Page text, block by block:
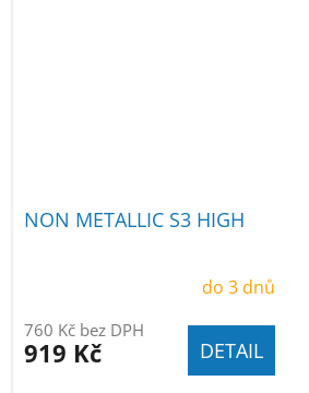
NON METALLIC S3 HIGH
do 3 dnů
760 Kč bez DPH
919 Kč DETAIL